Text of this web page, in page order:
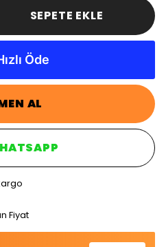
SEPETE EKLE
AL
Fiyat